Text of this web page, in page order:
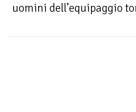
uomini dell’equipaggio